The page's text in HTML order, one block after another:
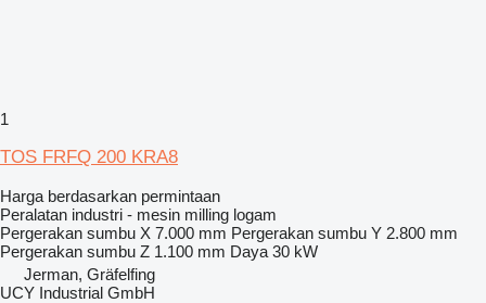
1
TOS FRFQ 200 KRA8
Harga berdasarkan permintaan
Peralatan industri - mesin milling logam
Pergerakan sumbu X 7.000 mm Pergerakan sumbu Y 2.800 mm
Pergerakan sumbu Z 1.100 mm Daya 30 kW
Jerman, Gräfelfing
UCY Industrial GmbH